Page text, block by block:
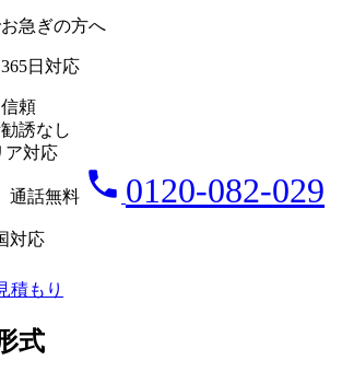
急ぎの方へ
日対応
頼
誘なし
ア対応
通話無料 phone 0120-082-029
対応
積もり
式